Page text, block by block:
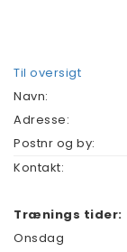
Til oversigt
Navn:
Adresse:
Postnr og by:
Kontakt:
Trænings tider:
Onsdag